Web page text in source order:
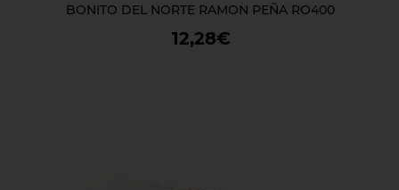
BONITO DEL NORTE RAMON PEÑA RO400
12,28€